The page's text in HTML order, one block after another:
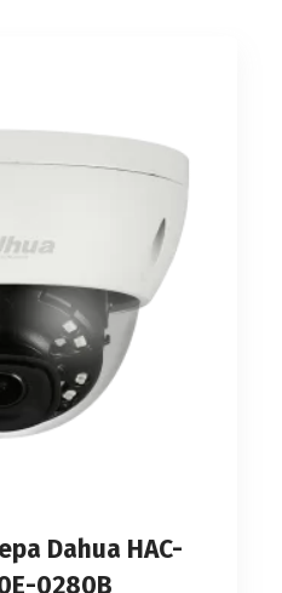
Dahua HAC-
0280B